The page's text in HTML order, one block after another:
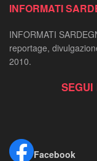
INFORMATI
INFORMATI
reportage,
2010.
SEGUI
Facebook